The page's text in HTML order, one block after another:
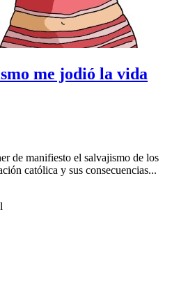
me jodió la vida
de manifiesto el salvajismo de los
católica y sus consecuencias...